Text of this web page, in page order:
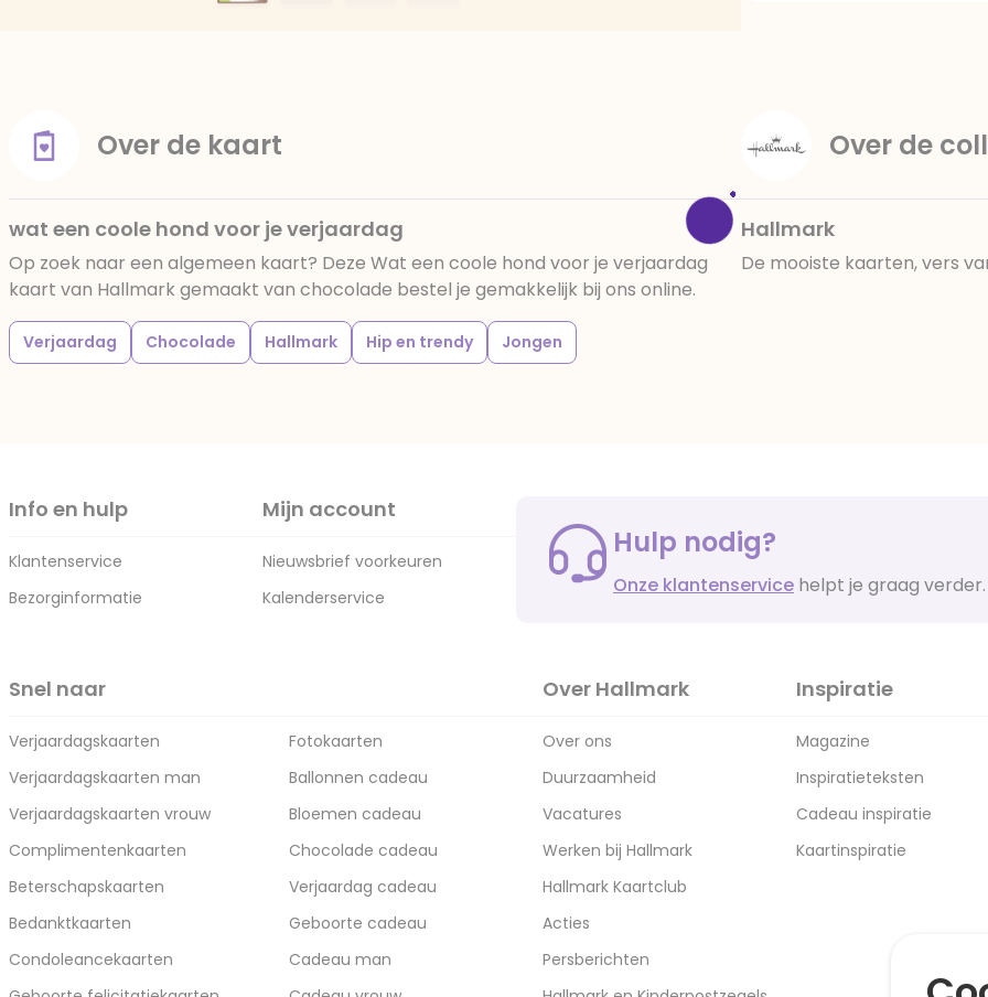
beïnvloeden, E133, E151.
en droog bewaren.
Over de kaart
wat een coole hond voor je verjaardag
Op zoek naar een algemeen kaart? Deze Wat een coole hond voor je verjaardag
kaart van Hallmark gemaakt van chocolade bestel je gemakkelijk bij ons online.
Verjaardag Chocolade Hallmark Hip en trendy Jongen
Over de
Hallmark
De mooiste kaarten, vers
Info en hulp
Klantenservice
Bezorginformatie
Mijn account
Nieuwsbrief voorkeuren
Kalenderservice
Hulp nodig?
Onze klantenservice helpt je graag verder.
Snel naar
Verjaardagskaarten
Verjaardagskaarten man
Verjaardagskaarten vrouw
Complimentenkaarten
Beterschapskaarten
Bedanktkaarten
Condoleancekaarten
Fotokaarten
Ballonnen cadeau
Bloemen cadeau
Chocolade cadeau
Verjaardag cadeau
Geboorte cadeau
Cadeau man
Over Hallmark
Over ons
Duurzaamheid
Vacatures
Werken bij Hallmark
Hallmark Kaartclub
Acties
Persberichten
Inspiratie
Magazine
Inspiratieteksten
Cadeau inspiratie
Kaartinspiratie